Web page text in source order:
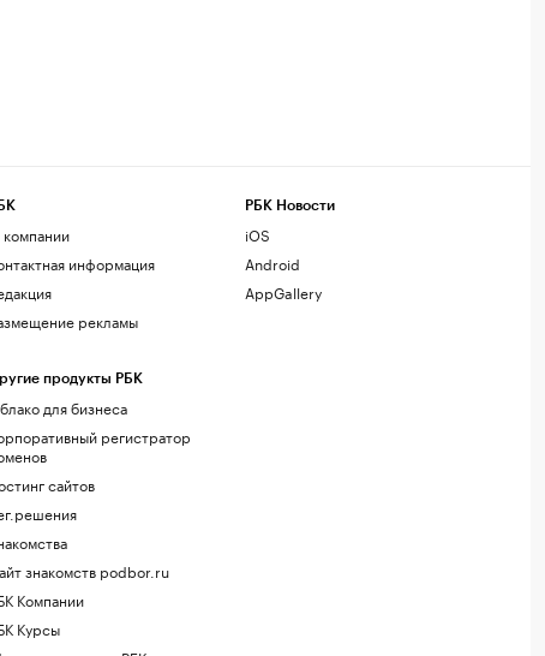
информация
рекламы
продукты РБК
для бизнеса
регистратор
сайтов
знакомств podbor.ru
Компании
Курсы
РБК Новости
iOS
Android
AppGallery